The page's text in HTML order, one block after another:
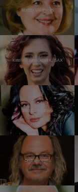
Magda Vášáryová
Kateřina Janečková KJ SAX
Jitka Čvančarová
Ondřej Hejma